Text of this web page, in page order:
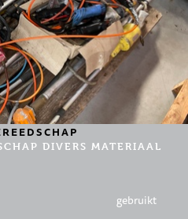
DIVERS MATERIAAL
gebruikt